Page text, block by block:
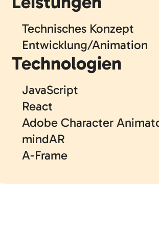
Technisches Konzept
Entwicklung/Animation
Technologien
JavaScript
React
Adobe Character
mindAR
A-Frame